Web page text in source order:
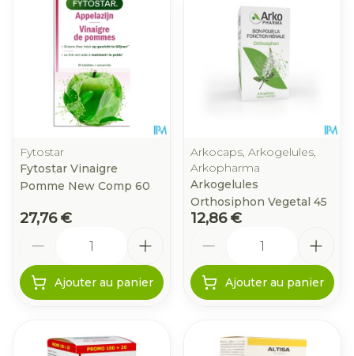
Fytostar
Fytostar Vinaigre
Pomme New Comp 60
27,76 €
Ajouter au panier
Arkocaps, Arkogelules,
Arkopharma
Arkogelules
Orthosiphon Vegetal 45
12,86 €
Ajouter au panier